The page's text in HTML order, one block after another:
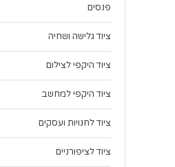
פנסים
ציוד גלישה ושחיה
ציוד היקפי לצילום
ציוד היקפי למחשב
ציוד לחנויות ועסקים
ציוד לציפורניים